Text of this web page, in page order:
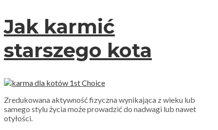
Jak karmić
starszego kota
Zredukowana aktywność fizyczna wynikająca z wieku lub
samego stylu życia może prowadzić do nadwagi lub nawet
otyłości.